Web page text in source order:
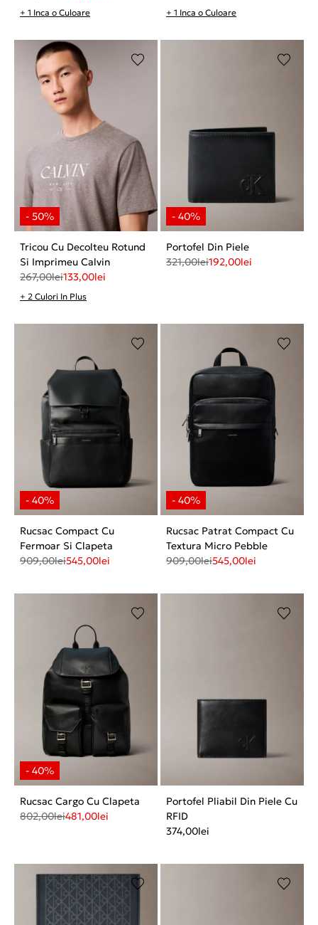
+ 1 Inca o Culoare + 1 Inca o Culoare
Tricou Cu Decolteu Rotund
Si Imprimeu Calvin
267,00lei133,00lei
+ 2 Culori In Plus
Portofel Din Piele
321,00lei192,00lei
Rucsac Compact Cu
Fermoar Si Clapeta
909,00lei545,00lei
Rucsac Patrat Compact Cu
Textura Micro Pebble
909,00lei545,00lei
Rucsac Cargo Cu Clapeta
802,00lei481,00lei
Portofel Pliabil Din Piele Cu
RFID
374,00lei